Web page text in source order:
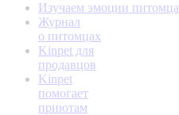
Изучаем эмоции питомца
Журнал
о питомцах
Kinpet для
продавцов
Kinpet
помогает
приютам